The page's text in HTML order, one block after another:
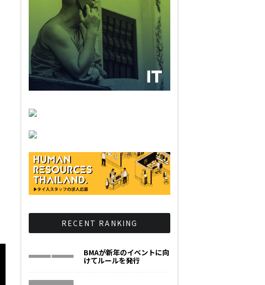
RECENT RANKING
BMAが新年のイベントに向
けてルールを発行